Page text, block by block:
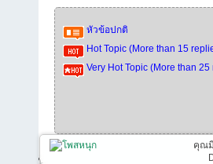
หัวข้อปกติ
Hot Topic (More than 15
Very Hot Topic (More than
คุณ